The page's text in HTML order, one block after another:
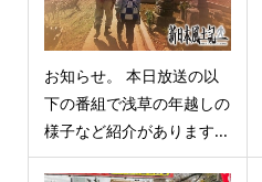
お知らせ。 本日放送の以
下の番組で浅草の年越しの
様子など紹介があります...